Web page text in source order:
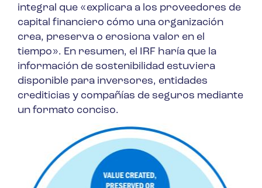
integral que «explicara a los proveedores de
capital financiero cómo una organización
crea, preserva o erosiona valor en el
tiempo». En resumen, el IRF haría que la
información de sostenibilidad estuviera
disponible para inversores, entidades
crediticias y compañías de seguros mediante
un formato conciso.